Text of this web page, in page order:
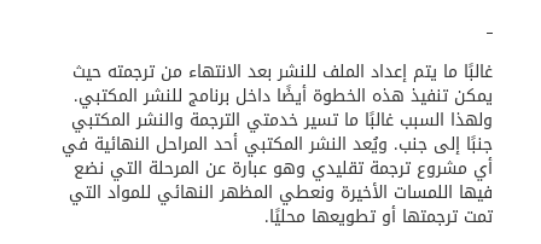
غالبًا ما يتم إعداد الملف للنشر بعد الانتهاء من ترجمته حيث
يمكن تنفيذ هذه الخطوة أيضًا داخل برنامج للنشر المكتبي.
ولهذا السبب غالبًا ما تسير خدمتي الترجمة والنشر المكتبي
جنبًا إلى جنب. ويُعد النشر المكتبي أحد المراحل النهائية في
أي مشروع ترجمة تقليدي وهو عبارة عن المرحلة التي نضع
فيها اللمسات الأخيرة ونعطي المظهر النهائي للمواد التي
تمت ترجمتها أو تطويعها محليًا.